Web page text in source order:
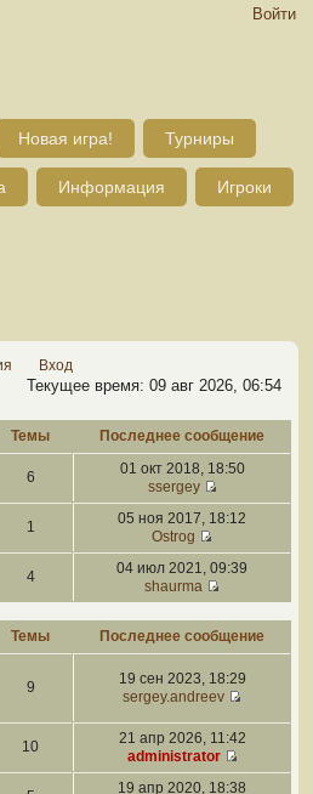
Войти
Новая игра! Турниры
Информация Игроки
Вход
Текущее время: 09 авг 2026, 06:54
Темы Последнее сообщение
6
01 окт 2018, 18:50
ssergey
1
05 ноя 2017, 18:12
Ostrog
4
04 июл 2021, 09:39
shaurma
Темы Последнее сообщение
9
19 сен 2023, 18:29
sergey.andreev
10
21 апр 2026, 11:42
administrator
19 апр 2020, 18:38